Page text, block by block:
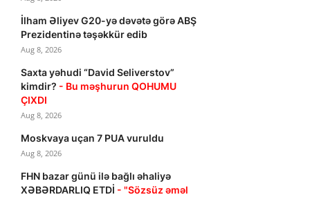
İlham Əliyev G20-yə dəvətə görə ABŞ
Prezidentinə təşəkkür edib
Aug 8, 2026
Saxta yəhudi “David Seliverstov”
kimdir? - Bu məşhurun QOHUMU
ÇIXDI
Aug 8, 2026
Moskvaya uçan 7 PUA vuruldu
Aug 8, 2026
FHN bazar günü ilə bağlı əhaliyə
XƏBƏRDARLIQ ETDİ - "Sözsüz əməl